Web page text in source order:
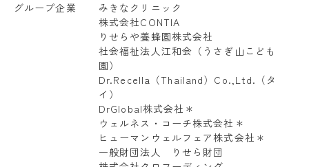
グループ企業
みきなクリニック
株式会社CONTIA
りせらや養蜂園株式会社
社会福祉法人江和会（うさぎ山こども
園）
Dr.Recella（Thailand）Co.,Ltd.（タ
イ）
DrGlobal株式会社＊
ウェルネス・コーチ株式会社＊
ヒューマンウェルフェア株式会社＊
一般財団法人 りせら財団